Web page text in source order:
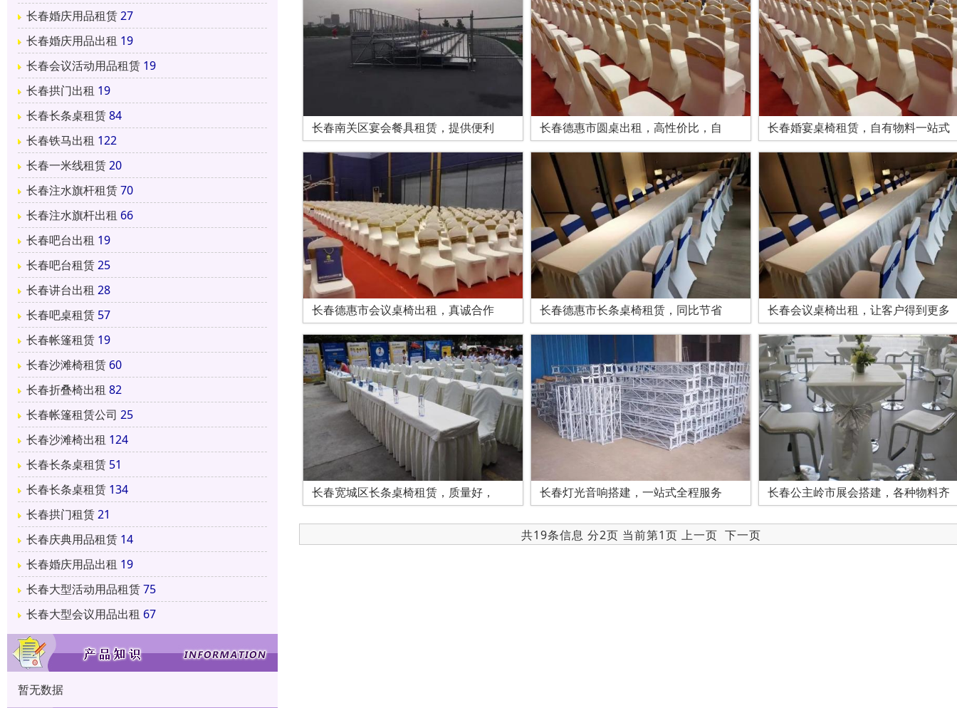
长春婚庆用品租赁27
长春婚庆用品出租 19
长春会议活动用品租赁 19
长春拱门出租 19
长春长条桌租赁84
长春铁马出租 122
长春一米线租赁20
长春注水旗杆租赁70
长春注水旗杆出租 66
长春吧台出租 19
长春吧台租赁25
长春讲台出租 28
长春吧桌租赁 57
长春帐篷租赁 19
长春沙滩椅租赁 60
长春折叠椅出租 82
长春帐篷租赁公司 25
长春沙滩椅出租 124
长春长条桌租赁 51
长春长条桌租赁 134
长春拱门租赁21
长春庆典用品租赁 14
长春婚庆用品出租 19
长春大型活动用品租赁75
长春大型会议用品出租 67
暂无数据
长春南关区宴会餐具租赁，提供便利 长春德惠市圆桌出租，高性价比，自 长春婚宴桌椅租赁，自有物料一站式
长春德惠市会议桌椅出租，真诚合作 长春德惠市长条桌椅租赁，同比节省 长春会议桌椅出租，让客户得到更多
长春宽城区长条桌椅租赁，质量好， 长春灯光音响搭建，一站式全程服务 长春公主岭市展会搭建，各种物料齐
共19条信息 分2页 当前第1页 上一页 下一页